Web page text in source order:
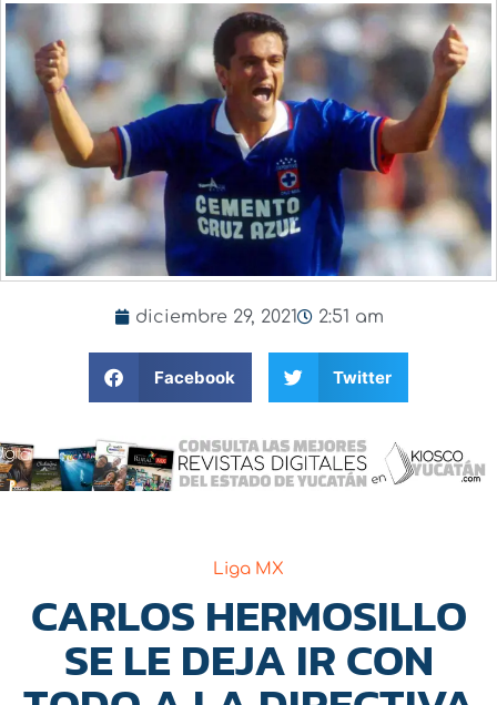
diciembre 29, 2021 2:51 am
Facebook Twitter
Liga MX
CARLOS HERMOSILLO
SE LE DEJA IR CON